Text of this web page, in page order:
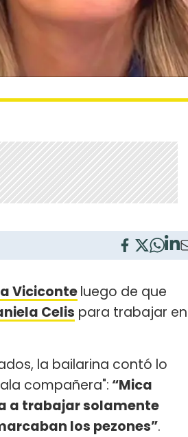
Viciconteluego de que
Celis para trabajar en
la bailarina contó lo
compañera": “Mica
a trabajar solamente
los pezones”.